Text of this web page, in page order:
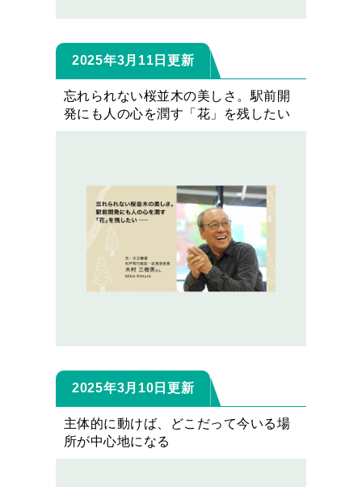
2025年3月11日更新
忘れられない桜並木の美しさ。駅前開
発にも人の心を潤す「花」を残したい
2025年3月10日更新
主体的に動けば、どこだって今いる場
所が中心地になる